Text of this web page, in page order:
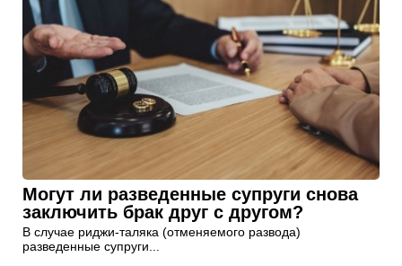
Могут ли разведенные супруги снова
заключить брак друг с другом?
В случае риджи-таляка (отменяемого развода)
разведенные супруги...